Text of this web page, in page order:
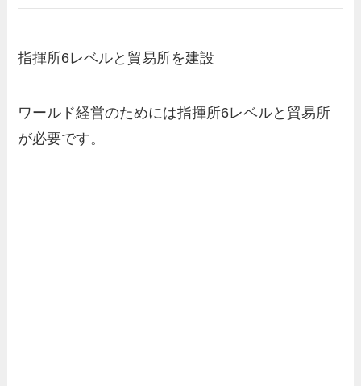
指揮所6レベルと貿易所を建設
ワールド経営のためには指揮所6レベルと貿易所
が必要です。